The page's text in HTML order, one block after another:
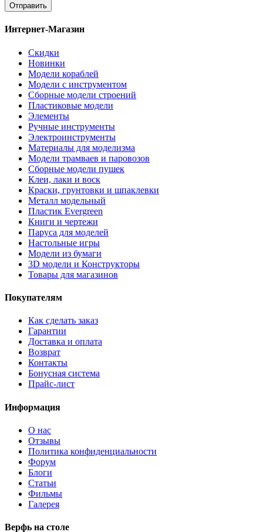
Отправить
Интернет-Магазин
Скидки
Новинки
Модели кораблей
Модели с инструментом
Сборные модели строений
Пластиковые модели
Элементы
Ручные инструменты
Электроинструменты
Материалы для моделизма
Модели трамваев и паровозов
Сборные модели пушек
Клеи, лаки и воск
Краски, грунтовки и шпаклевки
Металл модельный
Пластик Evergreen
Книги и чертежи
Паруса для моделей
Настольные игры
Модели из бумаги
3D модели и Конструкторы
Товары для магазинов
Покупателям
Как сделать заказ
Гарантии
Доставка и оплата
Возврат
Контакты
Бонусная система
Прайс-лист
Информация
О нас
Отзывы
Политика конфиденциальности
Форум
Блоги
Статьи
Фильмы
Галерея
Верфь на столе